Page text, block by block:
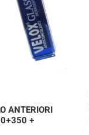
ANTERIORI
+